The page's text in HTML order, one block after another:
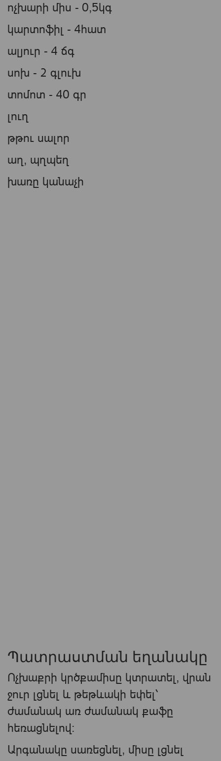
ոչխարի միս - 0,5կգ
կարտոֆիլ - 4հատ
ալյուր - 4 ճգ
սոխ - 2 գլուխ
տոմոտ - 40 գր
լուղ
թթու սալոր
աղ, պղպեղ
խառը կանաչի
Պատրաստման եղանակը
Ոչխաքրի կրծքամիսը կտրատել, վրան
ջուր լցնել և թեթևակի եփել՝
ժամանակ առ ժամանակ քաֆը
հեռացնելով:
Արգանակը սառեցնել, միսը լցնել